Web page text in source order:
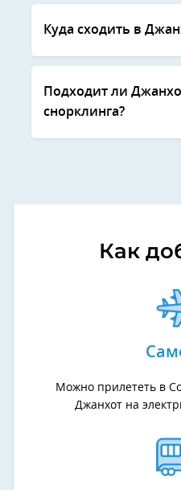
Куда сходить в
Подходит ли
снорклинга?
Как
Можно прилететь в
Джанхот на